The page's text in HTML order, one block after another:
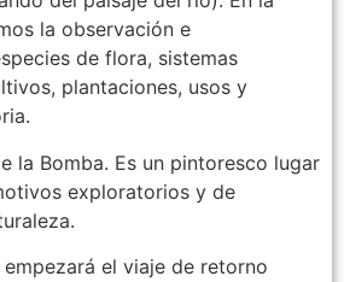
la observación e
de flora, sistemas
plantaciones, usos y
la Bomba. Es un pintoresco lugar
exploratorios y de
empezará el viaje de retorno